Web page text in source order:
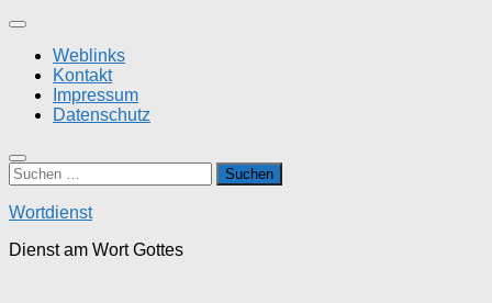
Zum
springenWeblinks
Kontakt
Impressum
Datenschutz
Suchen
nach:
Wortdienst
Dienst am Wort Gottes